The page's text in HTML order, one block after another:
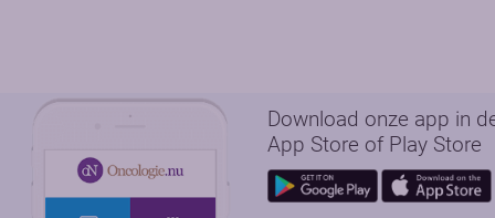
Download onze app in
App Store of Play Store